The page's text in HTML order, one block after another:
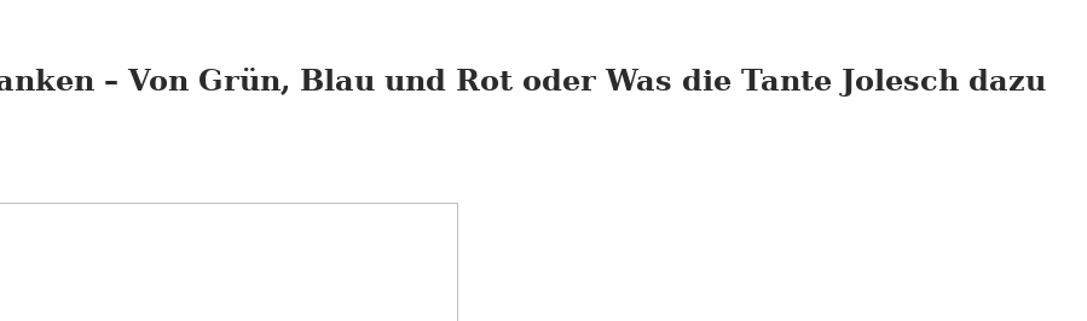
– Von Grün, Blau und Rot oder Was die Tante Jolesch dazu